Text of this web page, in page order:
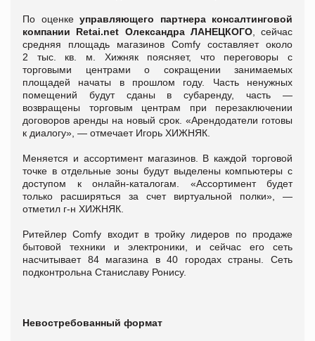
По оценке управляющего партнера консалтинговой
компании Retai.net Олександра ЛАНЕЦКОГО, сейчас
средняя площадь магазинов Comfy составляет около
2 тыс. кв. м. Хижняк поясняет, что переговоры с
торговыми центрами о сокращении занимаемых
площадей начаты в прошлом году. Часть ненужных
помещений будут сданы в субаренду, часть —
возвращены торговым центрам при перезаключении
договоров аренды на новый срок. «Арендодатели готовы
к диалогу», — отмечает Игорь ХИЖНЯК.
Меняется и ассортимент магазинов. В каждой торговой
точке в отдельные зоны будут выделены компьютеры с
доступом к онлайн-каталогам. «Ассортимент будет
только расширяться за счет виртуальной полки», —
отметил г-н ХИЖНЯК.
Ритейлер Comfy входит в тройку лидеров по продаже
бытовой техники и электроники, и сейчас его сеть
насчитывает 84 магазина в 40 городах страны. Сеть
подконтрольна Станиславу Ронису.
Невостребованный формат